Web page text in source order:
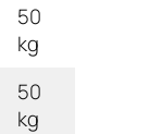
50
kg
50
kg